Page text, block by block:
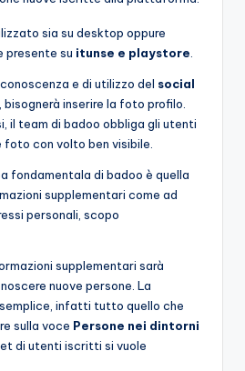
sia su desktop oppure
presente su itunse e playstore
e di utilizzo del social
, bisognerà inserire la foto profilo.
il team di badoo obbliga gli utenti
con volto ben visibile.
fondamentala di badoo è quella
supplementari come ad
personali, scopo
supplementari sarà
nuove persone. La
infatti tutto quello che
sulla voce Persone nei dintorni
di utenti iscritti si vuole